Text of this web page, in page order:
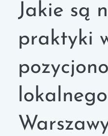
Jakie są
praktyki
lokalnego